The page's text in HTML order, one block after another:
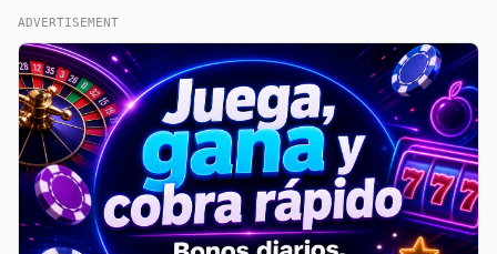
ADVERTISEMENT